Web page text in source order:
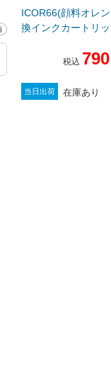
ICOR66(顔料オレ
換インクカートリ
税込 790
当日出荷 在庫あり